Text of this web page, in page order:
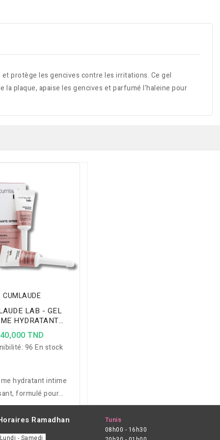
protège les gencives contre les irritations. Ce gel
plaque, apaise les gencives et parfumé l'haleine pour
CUMLAUDE
LAB - GEL
HYDRATANT
INTERNE 6*5ML
40,000 TND
96 En stock
hydratant intime
formulé pour
les irritations,
et
vaginales,
Ramadhan
Lundi - Samedi
Tunis
08h00 - 16h30